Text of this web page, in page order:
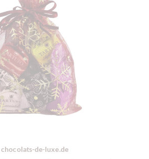
chocolats-de-luxe.de